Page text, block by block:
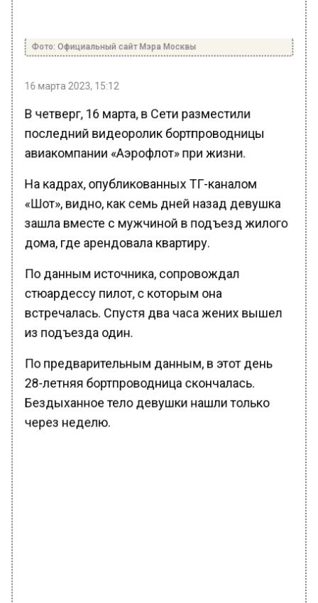
В четверг, 16 марта, в Сети разместили
последний видеоролик бортпроводницы
авиакомпании «Аэрофлот» при жизни.
На кадрах, опубликованных ТГ-каналом
«Шот», видно, как семь дней назад девушка
зашла вместе с мужчиной в подъезд жилого
дома, где арендовала квартиру.
По данным источника, сопровождал
стюардессу пилот, с которым она
встречалась. Спустя два часа жених вышел
из подъезда один.
По предварительным данным, в этот день
28-летняя бортпроводница скончалась.
Бездыханное тело девушки нашли только
через неделю.